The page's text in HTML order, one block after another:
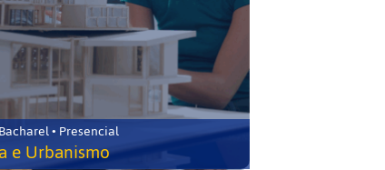
• Presencial
e Urbanismo